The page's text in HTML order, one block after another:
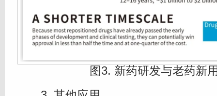
图3. 新药研发与老药新